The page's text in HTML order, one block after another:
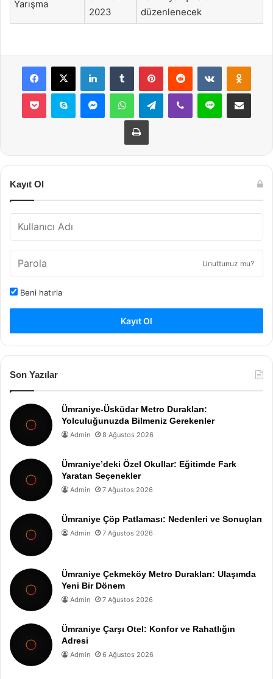
Yarışma
2023
düzenlenecek
Facebook
X LinkedInTumblr PinterestReddit VKontakte
Pocket Skype MessengerWhatsAppTelegramViber Line E-Posta ile
Yazdır
Kayıt Ol
Unuttunuz mu?
Beni hatırla
Kayıt Ol
Son Yazılar
Ümraniye-Üsküdar Metro Durakları:
Yolculuğunuzda Bilmeniz Gerekenler
Admin 8 Ağustos 2026
Ümraniye’deki Özel Okullar: Eğitimde Fark
Yaratan Seçenekler
Admin 7 Ağustos 2026
Ümraniye Çöp Patlaması: Nedenleri ve Sonuçları
Admin 7 Ağustos 2026
Ümraniye Çekmeköy Metro Durakları: Ulaşımda
Yeni Bir Dönem
Admin 7 Ağustos 2026
Ümraniye Çarşı Otel: Konfor ve Rahatlığın
Adresi
Admin 6 Ağustos 2026